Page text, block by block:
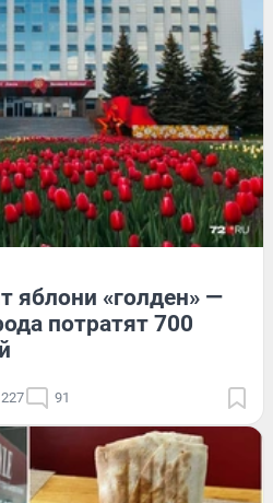
яблони «голден» —
потратят 700
91